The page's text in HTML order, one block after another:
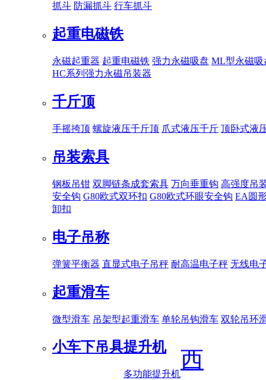
抓斗 防漏抓斗 行车抓斗
起重电磁铁
永磁起重器 起重电磁铁 强力永磁吸盘 ML型永磁吸
HC系列强力永磁吊装器
千斤顶
手摇挎顶 螺旋液压千斤顶 爪式液压千斤 顶卧式液
吊装索具
钢板吊钳 双脚链条成套索具 万向垂重钩 高强度吊
安全钩 G80欧式双环扣 G80欧式环眼安全钩 EA圆
卸扣
电子吊称
弹簧平衡器 直显式电子吊秤 耐高温电子秤 无线电
起重滑车
微型滑车 吊架型起重滑车 单轮吊钩滑车 双轮吊环
小车下吊具提升机
多功能提升机
西